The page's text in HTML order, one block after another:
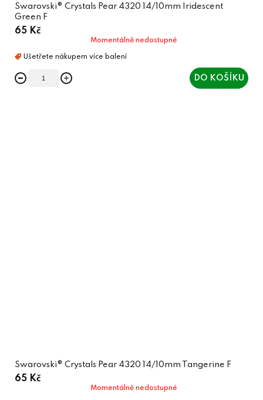
Swarovski® Crystals Pear 4320 14/10mm Iridescent
Green F
65 Kč
Momentálně nedostupné
DO KOŠÍKU
Swarovski® Crystals Pear 4320 14/10mm Tangerine F
65 Kč
Momentálně nedostupné